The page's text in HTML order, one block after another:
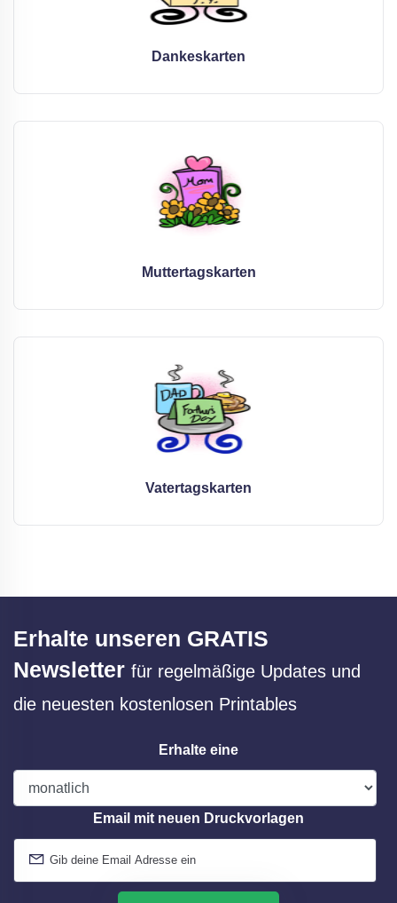
Dankeskarten
Muttertagskarten
Vatertagskarten
Erhalte unseren GRATIS
Newsletter für regelmäßige Updates und
die neuesten kostenlosen Printables
Erhalte eine
Email mit neuen Druckvorlagen